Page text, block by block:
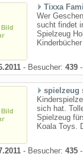
Tixxa
Wer
sucht findet
Spielzeug
- Besucher: 439
spielzeug
sich hat.
Spielzeug
Koala Toys.
- Besucher: 435